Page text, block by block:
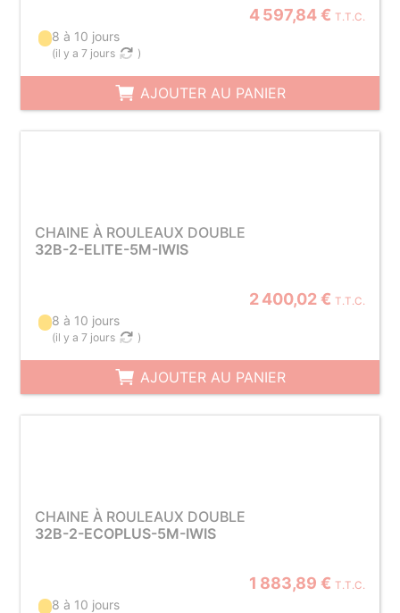
4 597,84 € T.T.C.
8 à 10 jours
(il y a 7 jours )
AJOUTER AU PANIER
CHAINE À ROULEAUX DOUBLE
32B-2-ELITE-5M-IWIS
2 400,02 € T.T.C.
8 à 10 jours
(il y a 7 jours )
AJOUTER AU PANIER
CHAINE À ROULEAUX DOUBLE
32B-2-ECOPLUS-5M-IWIS
1 883,89 € T.T.C.
8 à 10 jours